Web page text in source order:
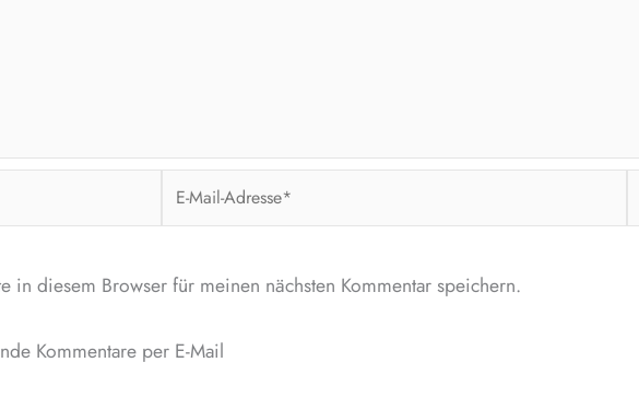
in diesem Browser für meinen nächsten Kommentar speichern.
Kommentare per E-Mail